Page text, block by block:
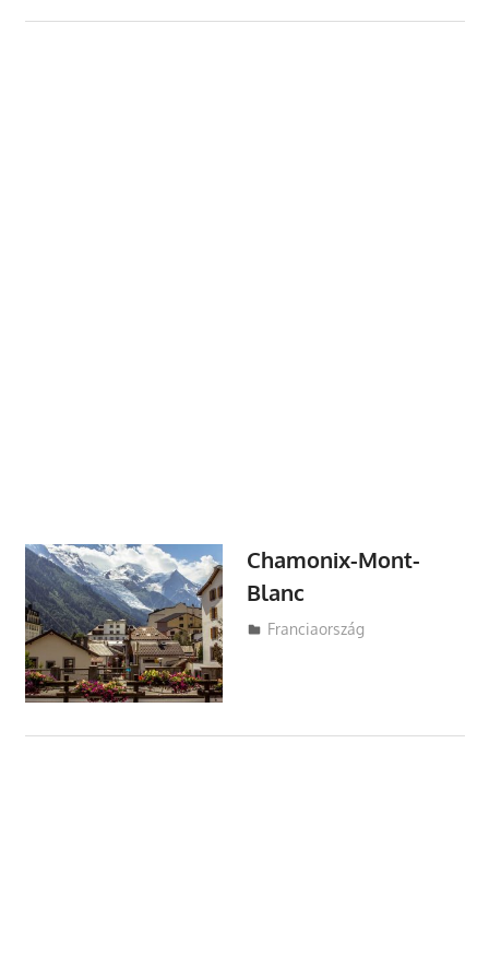
Chamonix-Mont-
Blanc
Utazasok.org
Franciaország